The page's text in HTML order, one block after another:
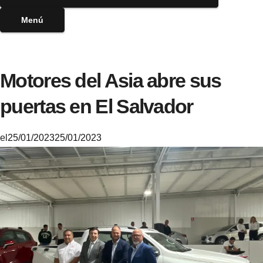
Menú
Motores del Asia abre sus
puertas en El Salvador
M
i
k
e
el 25/01/202325/01/2023